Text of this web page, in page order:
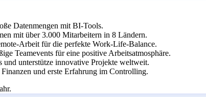
Datenmengen mit BI-Tools.
mit über 3.000 Mitarbeitern in 8 Ländern.
Arbeit für die perfekte Work-Life-Balance.
Teamevents für eine positive Arbeitsatmosphäre.
und unterstütze innovative Projekte weltweit.
und erste Erfahrung im Controlling.